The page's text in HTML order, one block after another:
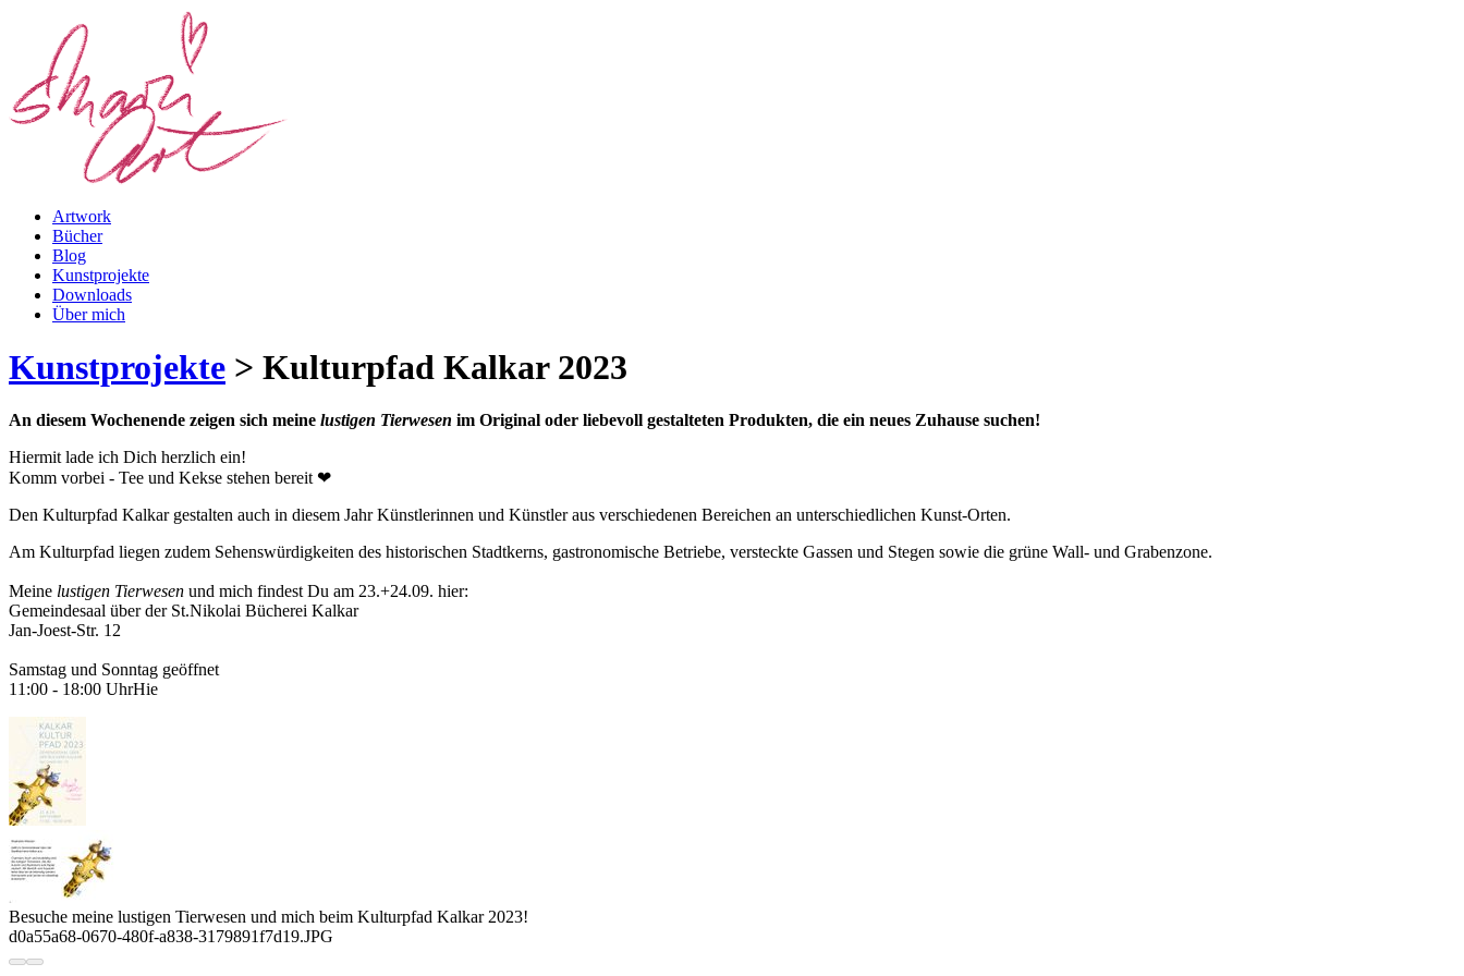
Artwork
Bücher
Blog
Kunstprojekte
Downloads
Über mich
Kunstprojekte > Kulturpfad Kalkar 2023
An diesem Wochenende zeigen sich meine lustigen Tierwesen im Original oder liebevoll gestalteten Produkten, die ein neues Zuhause suchen!
Hiermit lade ich Dich herzlich ein!
Komm vorbei - Tee und Kekse stehen bereit ❤︎
Den Kulturpfad Kalkar gestalten auch in diesem Jahr Künstlerinnen und Künstler aus verschiedenen Bereichen an unterschiedlichen Kunst-Orten.
Am Kulturpfad liegen zudem Sehenswürdigkeiten des historischen Stadtkerns, gastronomische Betriebe, versteckte Gassen und Stegen sowie die grüne Wall- und Grabenzone.
Meine lustigen Tierwesen und mich findest Du am 23.+24.09. hier:
Gemeindesaal über der St.Nikolai Bücherei Kalkar
Jan-Joest-Str. 12
Samstag und Sonntag geöffnet
11:00 - 18:00 UhrHie
Besuche meine lustigen Tierwesen und mich beim Kulturpfad Kalkar 2023!
d0a55a68-0670-480f-a838-3179891f7d19.JPG